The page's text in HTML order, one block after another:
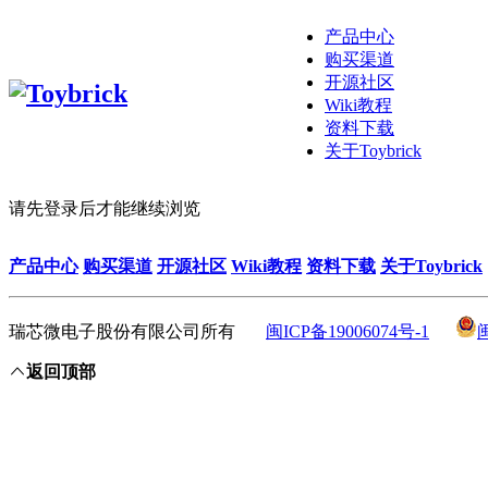
产品中心
购买渠道
开源社区
Wiki教程
资料下载
关于Toybrick
请先登录后才能继续浏览
产品中心 购买渠道 开源社区 Wiki教程 资料下载 关于Toybrick
瑞芯微电子股份有限公司所有 闽ICP备19006074号-1
返回顶部